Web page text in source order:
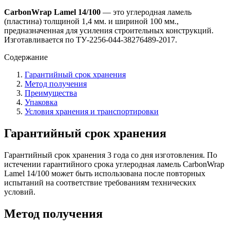
CarbonWrap Lamel 14/100 — это углеродная ламель
(пластина) толщиной 1,4 мм. и шириной 100 мм.,
предназначенная для усиления строительных конструкций.
Изготавливается по ТУ-2256-044-38276489-2017.
Содержание
Гарантийный срок хранения
Метод получения
Преимущества
Упаковка
Условия хранения и транспортировки
Гарантийный срок хранения
Гарантийный срок хранения 3 года со дня изготовления. По
истечении гарантийного срока углеродная ламель CarbonWrap
Lamel 14/100 может быть использована после повторных
испытаний на соответствие требованиям технических
условий.
Метод получения